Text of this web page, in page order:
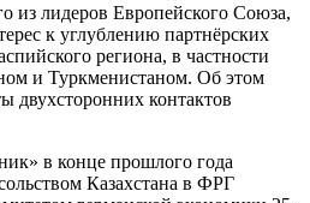
из лидеров Европейского Союза,
к углублению партнёрских
региона, в частности
и Туркменистаном. Об этом
двухсторонних контактов
в конце прошлого года
Казахстана в ФРГ